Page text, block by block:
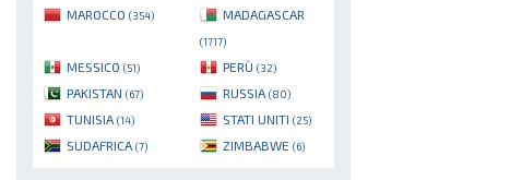
MAROCCO (354) MADAGASCAR
(1717)
MESSICO (51) PERÙ (32)
PAKISTAN (67) RUSSIA (80)
TUNISIA (14) STATI UNITI (25)
SUDAFRICA (7) ZIMBABWE (6)